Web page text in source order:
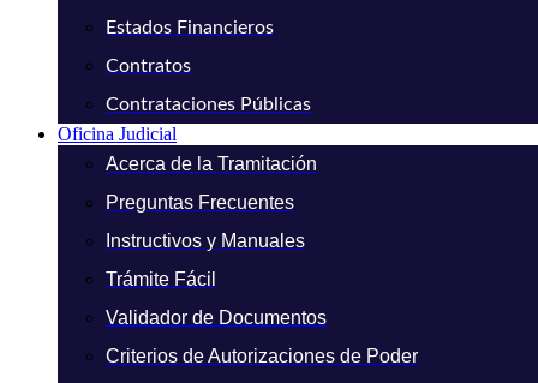
Estados Financieros
Contratos
Contrataciones Públicas
Oficina Judicial
Acerca de la Tramitación
Preguntas Frecuentes
Instructivos y Manuales
Trámite Fácil
Validador de Documentos
Criterios de Autorizaciones de Poder